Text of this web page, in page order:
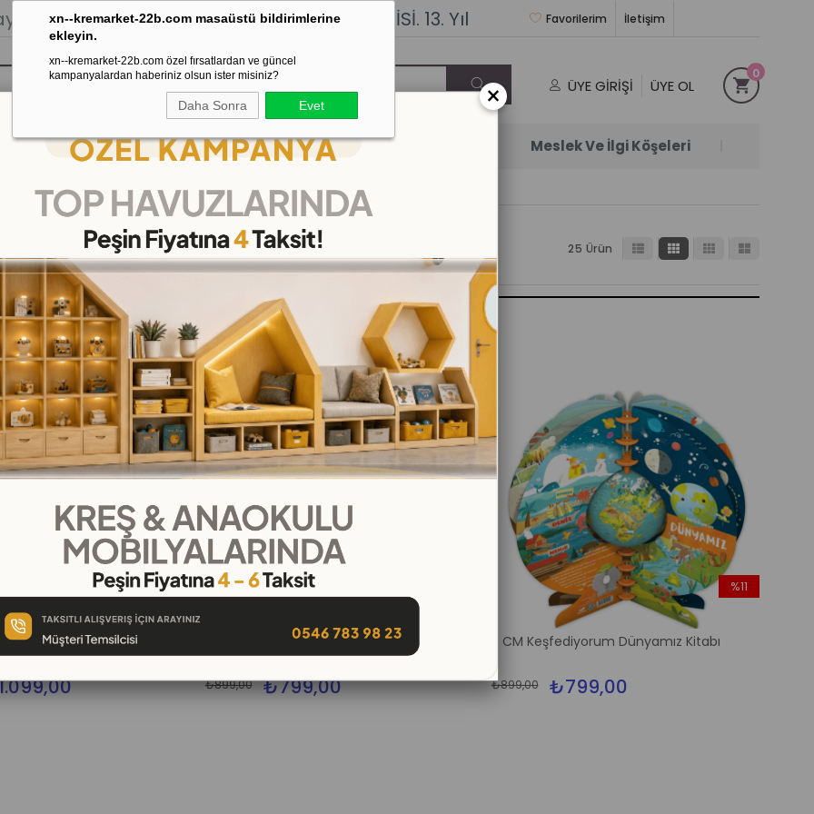
xn--kremarket-22b.com masaüstü bildirimlerine
ekleyin.
xn--kremarket-22b.com özel fırsatlardan ve güncel
kampanyalardan haberiniz olsun ister misiniz?
Daha Sonra Evet
Stoktan Gönderim.% 100İADEGARANTİSİ. 13. Yıl İletişim
Favorilerim
ÜYE GIRIŞI ÜYE OL
0
Kaydırak Salıncak Tahterevalli Çok Satanlar Meslek Ve İlgi Köşeleri
25 Ürün
Pano
%19
11 Cm Keşfediyorum Suda Yaşam Kitabı
₺799,00
₺899,00
11 CM Keşfediyorum Dünyamız Kitabı
₺799,00
₺899,00
%11
×